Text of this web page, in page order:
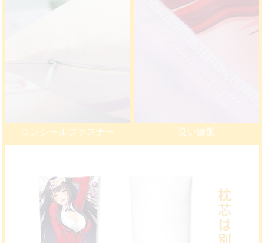
コンシールファスナー 良い縫製